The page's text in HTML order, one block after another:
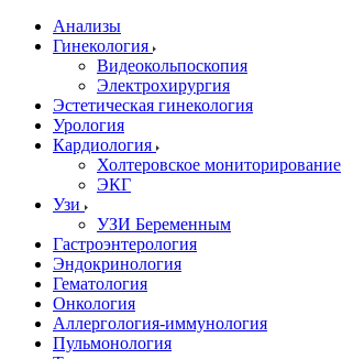
Анализы
Гинекология
Видеокольпоскопия
Электрохирургия
Эстетическая гинекология
Урология
Кардиология
Холтеровское мониторирование
ЭКГ
Узи
УЗИ Беременным
Гастроэнтерология
Эндокринология
Гематология
Онкология
Аллергология-иммунология
Пульмонология